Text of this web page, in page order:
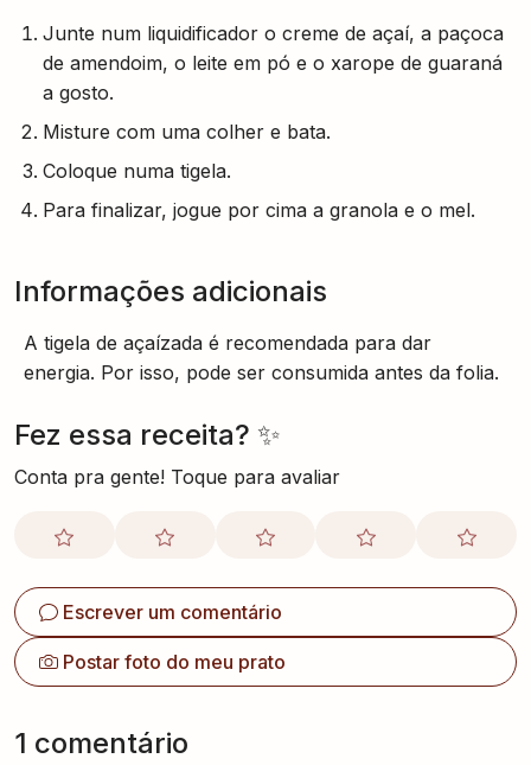
Junte num liquidificador o creme de açaí, a paçoca
de amendoim, o leite em pó e o xarope de guaraná
a gosto.
Misture com uma colher e bata.
Coloque numa tigela.
Para finalizar, jogue por cima a granola e o mel.
Informações adicionais
A tigela de açaízada é recomendada para dar
energia. Por isso, pode ser consumida antes da folia.
Fez essa receita? ✨
Conta pra gente! Toque para avaliar
Escrever um comentário
Postar foto do meu prato
1 comentário